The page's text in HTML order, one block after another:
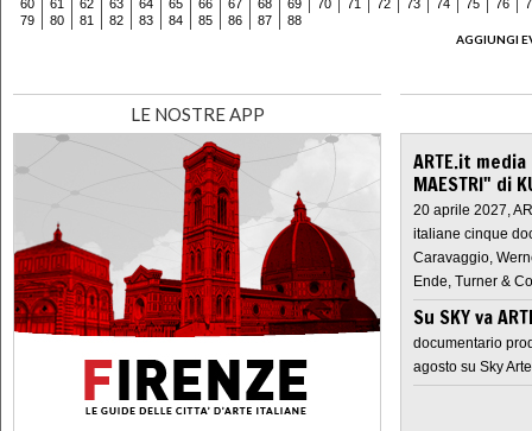
60 61 62 63 64 65 66 67 68 69 70 71 72 73 74 75 76
79
80 81 82 83 84 85 86 87
88
AGGIUNGI
LE NOSTRE APP
ARTE.it
MAESTRI" di
20 aprile 2027,
italiane cinque
Caravaggio,
Ende, Turner &
Su SKY va
documentario
agosto su Sky Arte